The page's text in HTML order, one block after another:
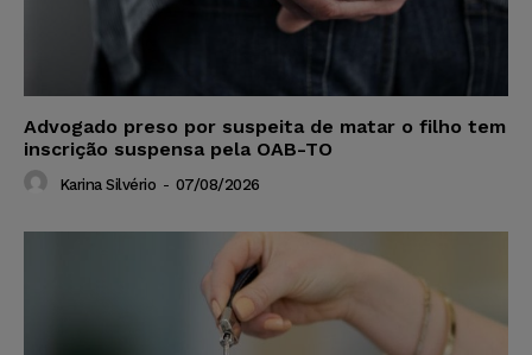
Advogado preso por suspeita de matar o filho tem
inscrição suspensa pela OAB-TO
Karina Silvério - 07/08/2026